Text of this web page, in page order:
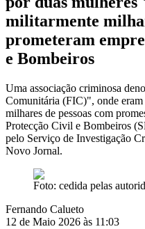
militarmente
prometeram
e Bombeiros
Uma associação criminosa
Comunitária (FIC)", onde eram
milhares de pessoas com
Protecção Civil e Bombeiros
pelo Serviço de Investigação
Novo Jornal.
Foto: cedida pelas
Fernando Calueto
12 de Maio 2026 às 11:03